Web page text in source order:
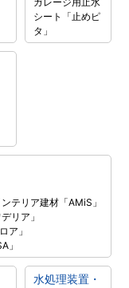
シート「止めピ
タ」
テリア建材「AMiS」
リア」
ア」
」
水処理装置・